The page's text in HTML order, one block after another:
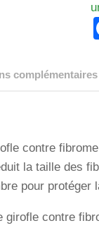
complémentaires
contre
la taille des
pour protéger
girofle contre